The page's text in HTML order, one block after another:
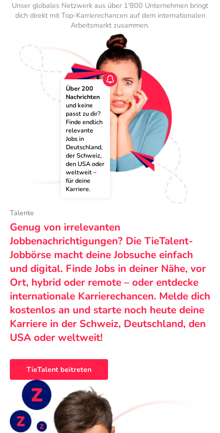
Unser globales Netzwerk aus über 1'800 Unternehmen bringt
dich direkt mit Top-Karrierechancen auf dem internationalen
Arbeitsmarkt zusammen.
Über 200
Nachrichten
und keine
passt zu dir?
Finde endlich
relevante
Jobs in
Deutschland,
der Schweiz,
den USA oder
weltweit –
für deine
Karriere.
Talente
Genug von irrelevanten
Jobbenachrichtigungen? Die TieTalent-
Jobbörse macht deine Jobsuche einfach
und digital. Finde Jobs in deiner Nähe, vor
Ort, hybrid oder remote – oder entdecke
internationale Karrierechancen. Melde dich
kostenlos an und starte noch heute deine
Karriere in der Schweiz, Deutschland, den
USA oder weltweit!
TieTalent beitreten